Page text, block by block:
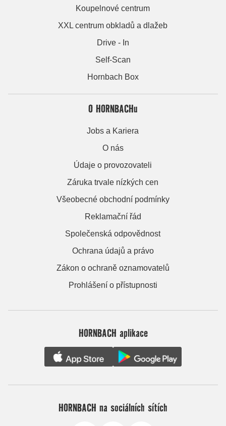
Koupelnové centrum
XXL centrum obkladů a dlažeb
Drive - In
Self-Scan
Hornbach Box
O HORNBACHu
Jobs a Kariera
O nás
Údaje o provozovateli
Záruka trvale nízkých cen
Všeobecné obchodní podmínky
Reklamační řád
Společenská odpovědnost
Ochrana údajů a právo
Zákon o ochraně oznamovatelů
Prohlášení o přístupnosti
HORNBACH aplikace
HORNBACH na sociálních sítích